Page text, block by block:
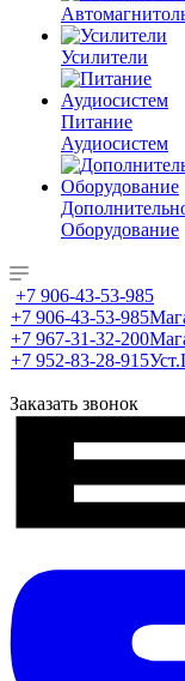
Усилители
Питание
Аудиосистем
Оборудование
+7 906-43-53-985
+7 906-43-53-985
+7 967-31-32-200
+7 952-83-28-915
Заказать звонок